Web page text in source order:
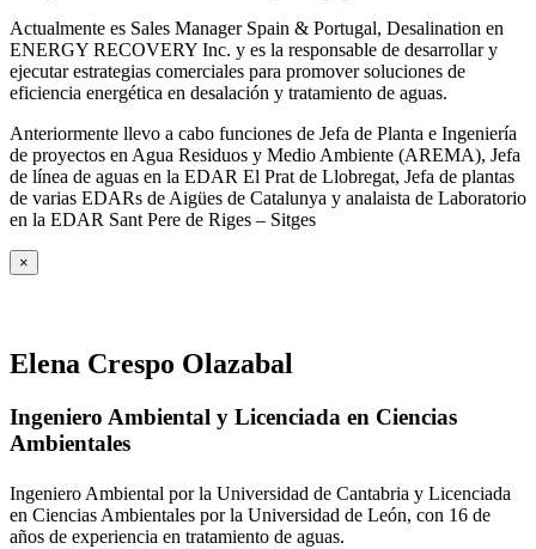
Actualmente es Sales Manager Spain & Portugal, Desalination en
ENERGY RECOVERY Inc. y es la responsable de desarrollar y
ejecutar estrategias comerciales para promover soluciones de
eficiencia energética en desalación y tratamiento de aguas.
Anteriormente llevo a cabo funciones de Jefa de Planta e Ingeniería
de proyectos en Agua Residuos y Medio Ambiente (AREMA), Jefa
de línea de aguas en la EDAR El Prat de Llobregat, Jefa de plantas
de varias EDARs de Aigües de Catalunya y analaista de Laboratorio
en la EDAR Sant Pere de Riges – Sitges
×
Elena Crespo Olazabal
Ingeniero Ambiental y Licenciada en Ciencias
Ambientales
Ingeniero Ambiental por la Universidad de Cantabria y Licenciada
en Ciencias Ambientales por la Universidad de León, con 16 de
años de experiencia en tratamiento de aguas.